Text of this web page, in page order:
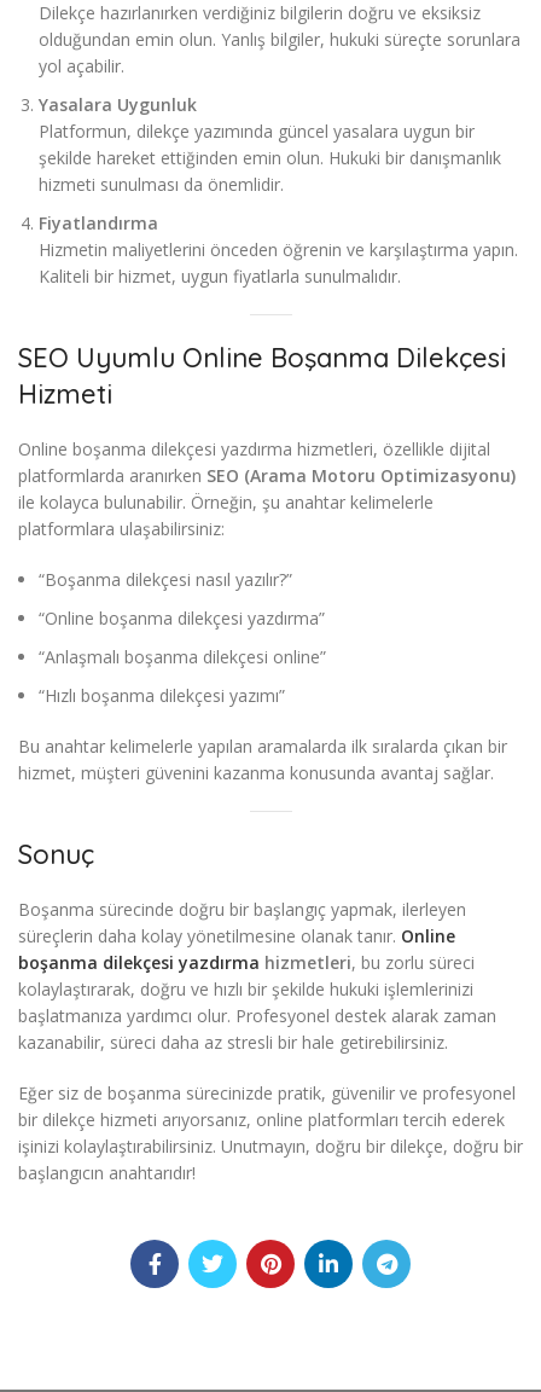
Dilekçe hazırlanırken verdiğiniz bilgilerin doğru ve eksiksiz
olduğundan emin olun. Yanlış bilgiler, hukuki süreçte sorunlara
yol açabilir.
Yasalara Uygunluk
Platformun, dilekçe yazımında güncel yasalara uygun bir
şekilde hareket ettiğinden emin olun. Hukuki bir danışmanlık
hizmeti sunulması da önemlidir.
Fiyatlandırma
Hizmetin maliyetlerini önceden öğrenin ve karşılaştırma yapın.
Kaliteli bir hizmet, uygun fiyatlarla sunulmalıdır.
SEO Uyumlu Online Boşanma Dilekçesi
Hizmeti
Online boşanma dilekçesi yazdırma hizmetleri, özellikle dijital
platformlarda aranırken SEO (Arama Motoru Optimizasyonu)
ile kolayca bulunabilir. Örneğin, şu anahtar kelimelerle
platformlara ulaşabilirsiniz:
“Boşanma dilekçesi nasıl yazılır?”
“Online boşanma dilekçesi yazdırma”
“Anlaşmalı boşanma dilekçesi online”
“Hızlı boşanma dilekçesi yazımı”
Bu anahtar kelimelerle yapılan aramalarda ilk sıralarda çıkan bir
hizmet, müşteri güvenini kazanma konusunda avantaj sağlar.
Sonuç
Boşanma sürecinde doğru bir başlangıç yapmak, ilerleyen
süreçlerin daha kolay yönetilmesine olanak tanır. Online
boşanma dilekçesi yazdırma hizmetleri, bu zorlu süreci
kolaylaştırarak, doğru ve hızlı bir şekilde hukuki işlemlerinizi
başlatmanıza yardımcı olur. Profesyonel destek alarak zaman
kazanabilir, süreci daha az stresli bir hale getirebilirsiniz.
Eğer siz de boşanma sürecinizde pratik, güvenilir ve profesyonel
bir dilekçe hizmeti arıyorsanız, online platformları tercih ederek
işinizi kolaylaştırabilirsiniz. Unutmayın, doğru bir dilekçe, doğru bir
başlangıcın anahtarıdır!